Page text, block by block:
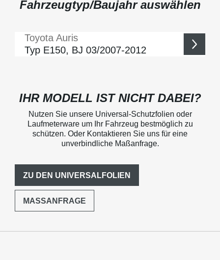
Fahrzeugtyp/Baujahr auswählen
Toyota Auris
Typ E150, BJ 03/2007-2012
IHR MODELL IST NICHT DABEI?
Nutzen Sie unsere Universal-Schutzfolien oder
Laufmeterware um Ihr Fahrzeug bestmöglich zu
schützen. Oder Kontaktieren Sie uns für eine
unverbindliche Maßanfrage.
ZU DEN UNIVERSALFOLIEN
MASSANFRAGE